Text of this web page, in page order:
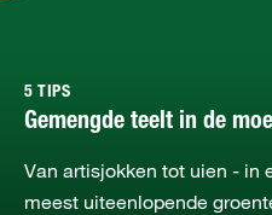
5 TIPS
Gemengde teelt in de
Van artisjokken tot uien - in
meest uiteenlopende